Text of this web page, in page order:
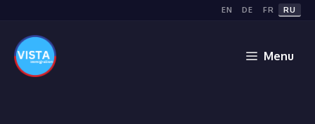
содержимому
EN DE FR RU
Menu